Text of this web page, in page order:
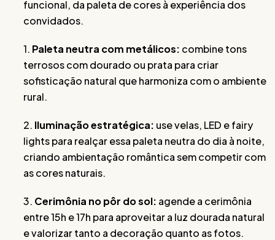
funcional, da paleta de cores à experiência dos
convidados.
1. Paleta neutra com metálicos: combine tons
terrosos com dourado ou prata para criar
sofisticação natural que harmoniza com o ambiente
rural.
2. Iluminação estratégica: use velas, LED e fairy
lights para realçar essa paleta neutra do dia à noite,
criando ambientação romântica sem competir com
as cores naturais.
3. Cerimônia no pôr do sol: agende a cerimônia
entre 15h e 17h para aproveitar a luz dourada natural
e valorizar tanto a decoração quanto as fotos.